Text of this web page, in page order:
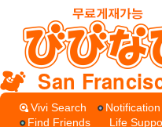
San
Vivi Search
Find Friends
Life